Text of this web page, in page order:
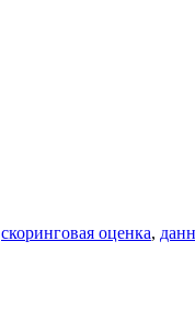
скоринговая оценка,